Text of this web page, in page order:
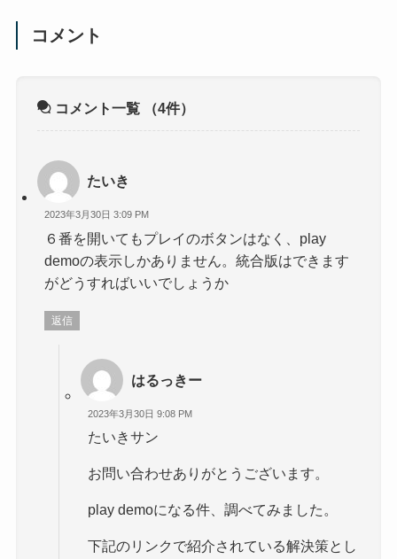
コメント
コメント一覧 （4件）
たいき
2023年3月30日 3:09 PM
６番を開いてもプレイのボタンはなく、play
demoの表示しかありません。統合版はできます
がどうすればいいでしょうか
返信
はるっきー
2023年3月30日 9:08 PM
たいきサン
お問い合わせありがとうございます。
play demoになる件、調べてみました。
下記のリンクで紹介されている解決策とし